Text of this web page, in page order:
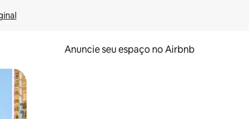
Anuncie seu espaço no Airbnb